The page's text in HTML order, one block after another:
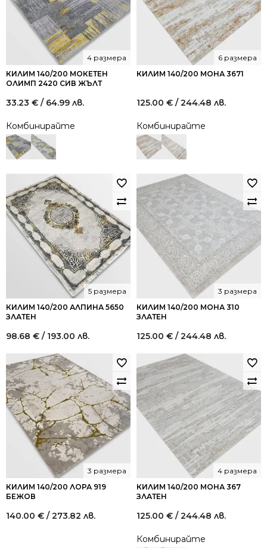
КИЛИМ 140/200 МОКЕТЕН
ОЛИМП 2420 СИВ ЖЪЛТ
4 размера
33.23 € / 64.99 лв.
Комбинирайте
КИЛИМ 140/200 МОНА 3671
6 размера
125.00 € / 244.48 лв.
Комбинирайте
КИЛИМ 140/200 АЛПИНА 5650
ЗЛАТЕН
5 размера
98.68 € / 193.00 лв.
КИЛИМ 140/200 МОНА 310
ЗЛАТЕН
3 размера
125.00 € / 244.48 лв.
КИЛИМ 140/200 ЛОРА 919
БЕЖОВ
3 размера
140.00 € / 273.82 лв.
КИЛИМ 140/200 МОНА 367
ЗЛАТЕН
4 размера
125.00 € / 244.48 лв.
Комбинирайте